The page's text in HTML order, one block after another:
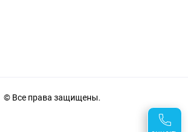
© Все права защищены.